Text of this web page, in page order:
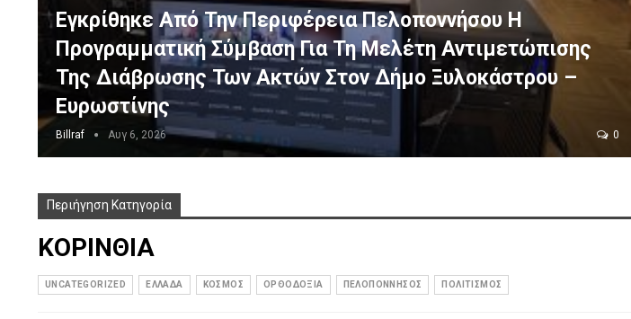
Εγκρίθηκε Από Την Περιφέρεια Πελοποννήσου Η
Προγραμματική Σύμβαση Για Τη Μελέτη Αντιμετώπισης
Της Διάβρωσης Των Ακτών Στον Δήμο Ξυλοκάστρου –
Ευρωστίνης
Billraf Αυγ 6, 2026 0
Περιήγηση Κατηγορία
ΚΟΡΙΝΘΙΑ
UNCATEGORIZED ΕΛΛΑΔΑ ΚΟΣΜΟΣ ΟΡΘΟΔΟΞΙΑ ΠΕΛΟΠΟΝΝΗΣΟΣ ΠΟΛΙΤΙΣΜΟΣ